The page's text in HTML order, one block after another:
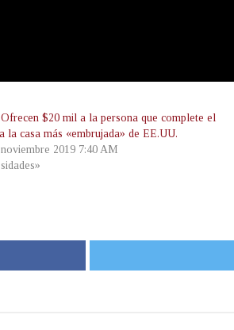
$20 mil a la persona que complete el
la casa más «embrujada» de EE.UU.
2019 7:40 AM